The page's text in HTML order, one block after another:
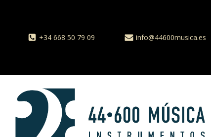
+34 668 50 79 09 info@44600musica.es